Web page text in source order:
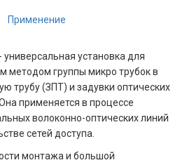
Применение
- универсальная установка для
методом группы микро трубок в
трубу (ЗПТ) и задувки оптических
применяется в процессе
волоконно-оптических линий
сетей доступа.
монтажа и большой